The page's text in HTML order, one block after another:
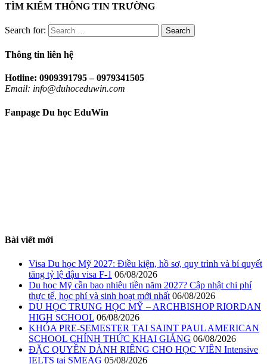
TÌM KIẾM THÔNG TIN TRƯỜNG
Search for:
Thông tin liên hệ
Hotline: 0909391795 – 0979341505
Email: info@duhoceduwin.com
Fanpage Du học EduWin
Bài viết mới
Visa Du học Mỹ 2027: Điều kiện, hồ sơ, quy trình và bí quyết
tăng tỷ lệ đậu visa F-1 06/08/2026
Du học Mỹ cần bao nhiêu tiền năm 2027? Cập nhật chi phí
thực tế, học phí và sinh hoạt mới nhất 06/08/2026
DU HỌC TRUNG HỌC MỸ – ARCHBISHOP RIORDAN
HIGH SCHOOL 06/08/2026
KHÓA PRE-SEMESTER TẠI SAINT PAUL AMERICAN
SCHOOL CHÍNH THỨC KHAI GIẢNG 06/08/2026
ĐẶC QUYỀN DÀNH RIÊNG CHO HỌC VIÊN Intensive
IELTS tại SMEAG 05/08/2026